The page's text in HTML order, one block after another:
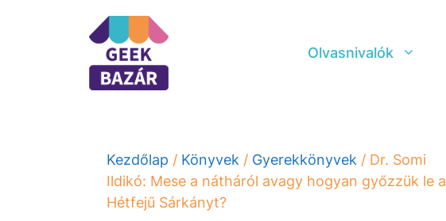
Olvasnivalók
Kezdőlap / Könyvek / Gyerekkönyvek / Dr. Somi
Ildikó: Mese a nátháról avagy hogyan győzzük le a
Hétfejű Sárkányt?